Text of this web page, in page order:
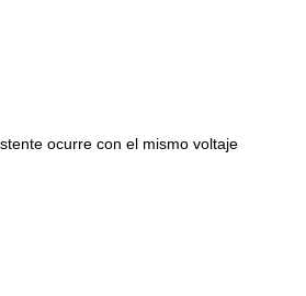
ocurre con el mismo voltaje